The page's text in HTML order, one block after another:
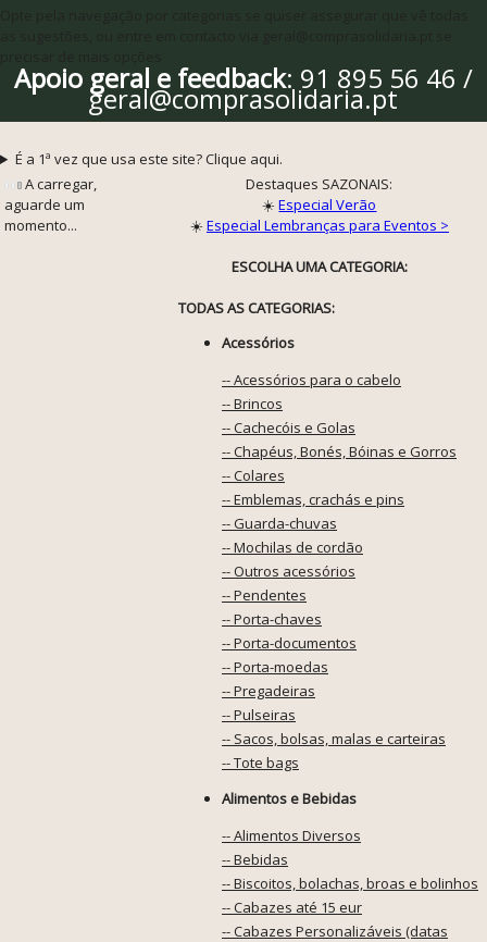
Apoio geral e feedback: 91 895 56 46 /
geral@comprasolidaria.pt
É a 1ª vez que usa este site? Clique aqui.
A carregar,
aguarde um
momento...
Destaques SAZONAIS:
☀️Especial Verão
☀️Especial Lembranças para Eventos >
ESCOLHA UMA CATEGORIA:
TODAS AS CATEGORIAS:
Acessórios
-- Acessórios para o cabelo
-- Brincos
-- Cachecóis e Golas
-- Chapéus, Bonés, Bóinas e Gorros
-- Colares
-- Emblemas, crachás e pins
-- Guarda-chuvas
-- Mochilas de cordão
-- Outros acessórios
-- Pendentes
-- Porta-chaves
-- Porta-documentos
-- Porta-moedas
-- Pregadeiras
-- Pulseiras
-- Sacos, bolsas, malas e carteiras
-- Tote bags
Alimentos e Bebidas
-- Alimentos Diversos
-- Bebidas
-- Biscoitos, bolachas, broas e bolinhos
-- Cabazes até 15 eur
-- Cabazes Personalizáveis (datas